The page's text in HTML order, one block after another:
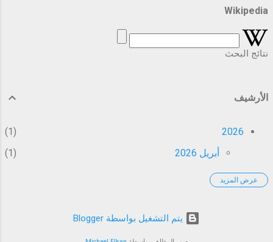
Wikipedia
نتائج البحث
الأرشيف
2026
1
أبريل 2026
1
2025
أكتوبر 2025
عرض المزيد
‏يتم التشغيل بواسطة Blogger